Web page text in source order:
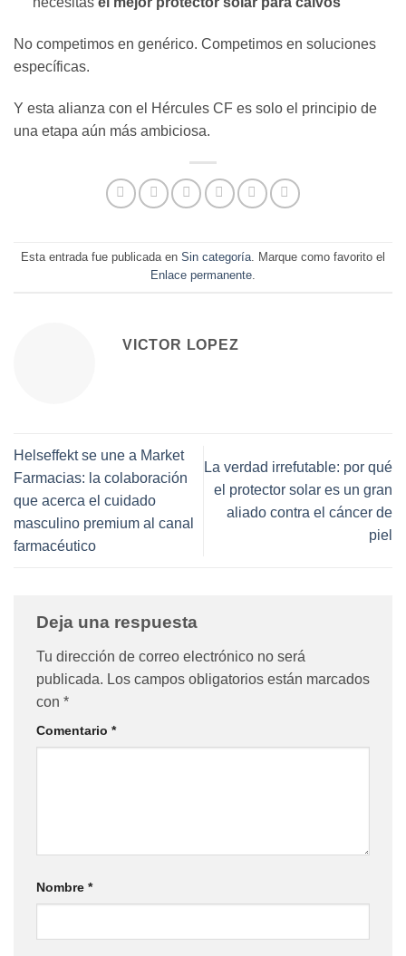
No competimos en genérico. Competimos en soluciones
específicas.
Y esta alianza con el Hércules CF es solo el principio de
una etapa aún más ambiciosa.
Esta entrada fue publicada en Sin categoría. Marque como favorito el
Enlace permanente.
VICTOR LOPEZ
Helseffekt se une a Market
Farmacias: la colaboración
que acerca el cuidado
masculino premium al canal
farmacéutico
La verdad irrefutable: por qué
el protector solar es un gran
aliado contra el cáncer de
piel
Deja una respuesta
Tu dirección de correo electrónico no será
publicada. Los campos obligatorios están marcados
con *
Comentario *
Nombre *